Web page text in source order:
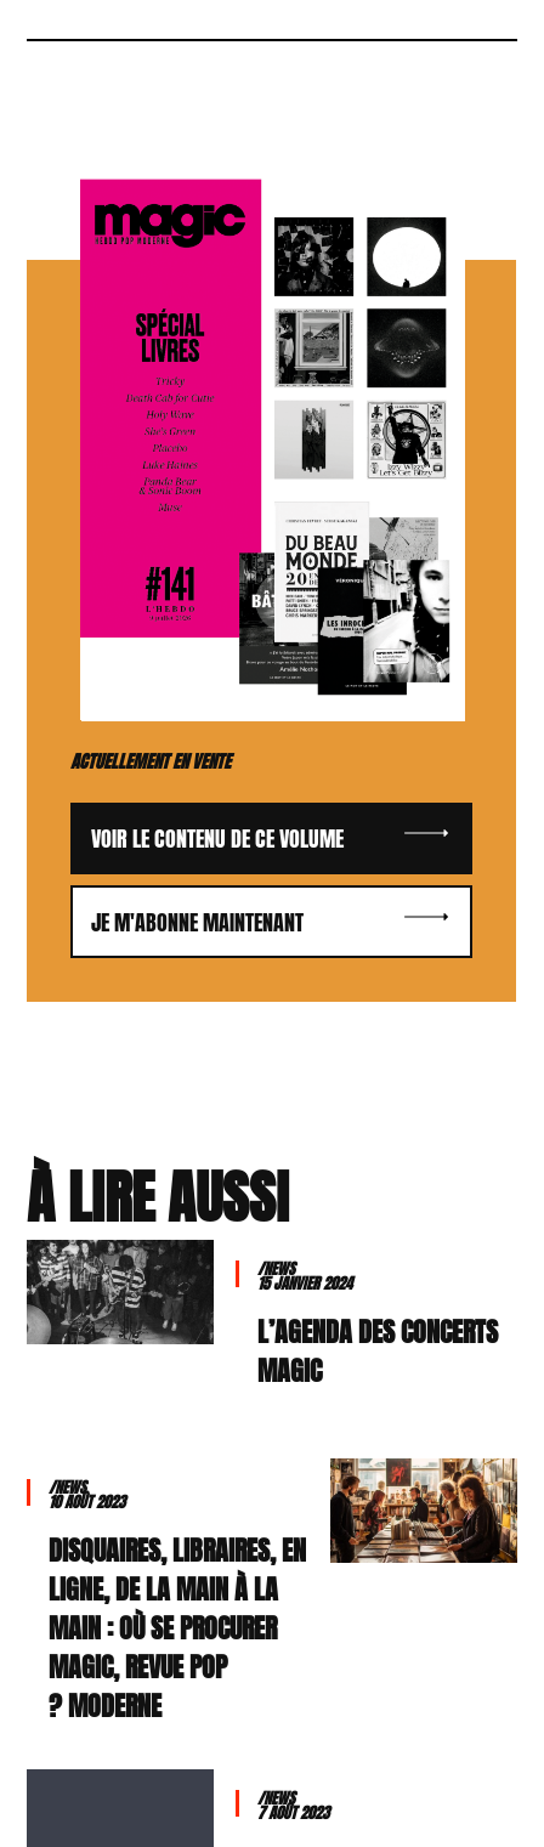
ACTUELLEMENT EN VENTE
VOIR LE CONTENU DE CE VOLUME
JE M'ABONNE MAINTENANT
À LIRE AUSSI
/NEWS
15 JANVIER 2024
L’AGENDA DES CONCERTS
MAGIC
/NEWS
10 AOÛT 2023
DISQUAIRES, LIBRAIRES, EN
LIGNE, DE LA MAIN À LA
MAIN : OÙ SE PROCURER
MAGIC, REVUE POP
MODERNE ?
/NEWS
7 AOÛT 2023